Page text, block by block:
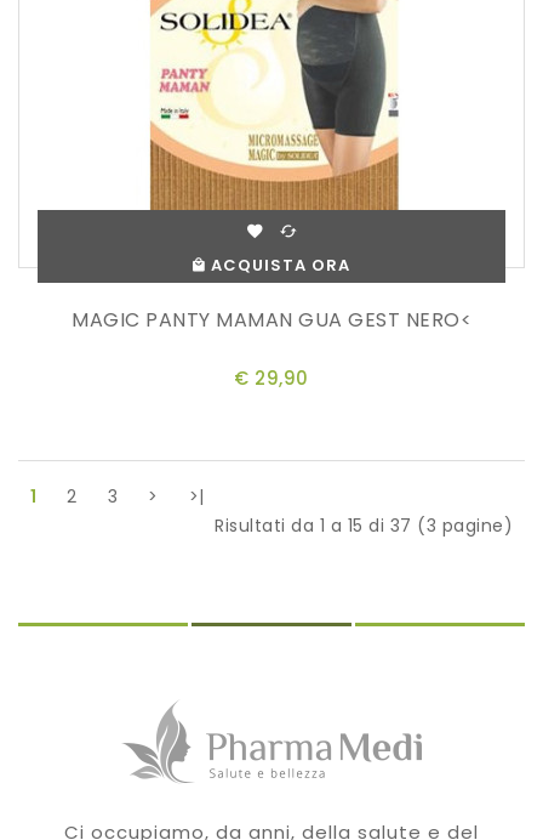
ACQUISTA ORA
MAGIC PANTY MAMAN GUA GEST NERO<
€ 29,90
1 2 3 >
>|
Risultati da 1 a 15 di 37 (3 pagine)
Ci occupiamo, da anni, della salute e del